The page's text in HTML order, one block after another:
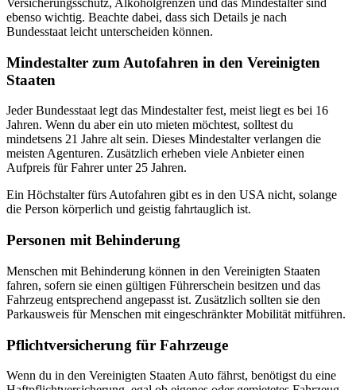
Versicherungsschutz, Alkoholgrenzen und das Mindestalter sind
ebenso wichtig. Beachte dabei, dass sich Details je nach
Bundesstaat leicht unterscheiden können.
Mindestalter zum Autofahren in den Vereinigten
Staaten
Jeder Bundesstaat legt das Mindestalter fest, meist liegt es bei 16
Jahren. Wenn du aber ein uto mieten möchtest, solltest du
mindetsens 21 Jahre alt sein. Dieses Mindestalter verlangen die
meisten Agenturen. Zusätzlich erheben viele Anbieter einen
Aufpreis für Fahrer unter 25 Jahren.
Ein Höchstalter fürs Autofahren gibt es in den USA nicht, solange
die Person körperlich und geistig fahrtauglich ist.
Personen mit Behinderung
Menschen mit Behinderung können in den Vereinigten Staaten
fahren, sofern sie einen gültigen Führerschein besitzen und das
Fahrzeug entsprechend angepasst ist. Zusätzlich sollten sie den
Parkausweis für Menschen mit eingeschränkter Mobilität mitführen.
Pflichtversicherung für Fahrzeuge
Wenn du in den Vereinigten Staaten Auto fährst, benötigst du eine